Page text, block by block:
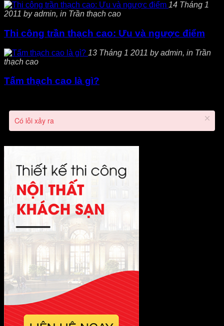
14 Tháng 1
2011 by admin, in Trần thạch cao
Thi công trần thạch cao: Ưu và ngược điểm
13 Tháng 1 2011 by admin, in Trần
thạch cao
Tấm thạch cao là gì?
Có lỗi xảy ra